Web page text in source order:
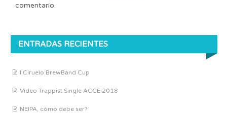
comentario.
ENTRADAS RECIENTES
I Ciruelo BrewBand Cup
Vídeo Trappist Single ACCE 2018
NEIPA, cómo debe ser?